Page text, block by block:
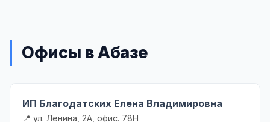
Офисы в Абазе
ИП Благодатских Елена Владимировна
📍 ул. Ленина, 2А, офис. 78Н